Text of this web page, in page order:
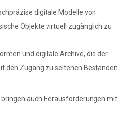
digitale Modelle von
Objekte virtuell zugänglich zu
und digitale Archive, die der
den Zugang zu seltenen Beständen
bringen auch Herausforderungen mit